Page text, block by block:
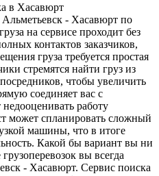
в Хасавюрт
- Хасавюрт по
на сервисе проходит без
контактов заказчиков,
груза требуется простая
стремятся найти груз из
чтобы увеличить
соединяет вас с
работу
может спланировать сложный
машины, что в итоге
Какой бы вариант вы ни
вы всегда
- Хасавюрт. Сервис поиска